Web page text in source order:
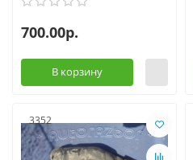
700.00р.
В корзину
3352